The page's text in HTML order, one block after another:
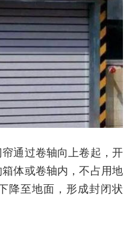
帘通过卷轴向上卷起，开
体或卷轴内，不占用地
降至地面，形成封闭状